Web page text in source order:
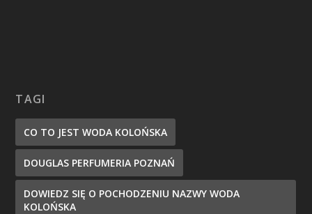
TAGI
CO TO JEST WODA KOLOŃSKA
DOUGLAS PERFUMERIA POZNAŃ
DOWIEDZ SIĘ O POCHODZENIU NAZWY WODA
KOLOŃSKA